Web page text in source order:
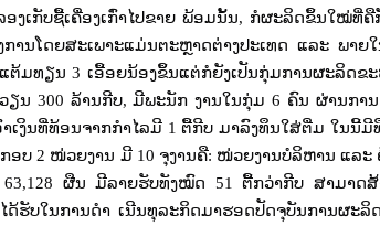
ເກັບຊື້ເຄື່ອງເກົ່າໄປຂາຍ ພ້ອມນັ້ນ, ກໍຜະລິດຂຶ້ນໃໝ່ທີ່ຄື
ນໂດຍສະເພາະແມ່ນຕະຫຼາດຕ່າງປະເທດ ແລະ ພາຍ
ແຕ້ມທຽນ3ເອື້ອຍນ້ອງຂຶ້ນແຕ່ກໍຍັງເປັນກຸ່ມການຜະລິດ
ຽນ 300 ລ້ານກີບ,ມີພະນັກ ງານໃນກຸ່ມ6 ຄົນ ຜ່ານການ
ເງິນທີ່ທ້ອນຈາກກຳໄລມີ 1 ຕື້ກີບ ມາລົງທຶນໃສ່ຕື່ມ ໃນນີ້ມີ
ອບ 2 ໜ່ວຍງານ ມີ 10 ຈຸງານຄື: ໜ່ວຍງານບໍລິຫານ ແລະ
63,128 ຜືນ ມີລາຍຮັບທັງໝົດ 51 ຕື້ກວ່າກີບ ສາມາດສ້
ຮັບໃນການດຳ ເນີນທຸລະກິດມາຮອດປັດຈຸບັນການຜະລິ